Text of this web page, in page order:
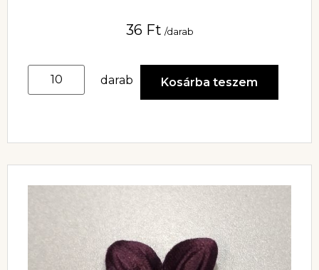
36 Ft /darab
darab Kosárba teszem